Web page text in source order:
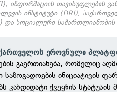
ინფორმაციის თავისუფლების
ინსტიტუტი (DRI),
და სოციალური სამართლიანობის
ეროვნული
გაერთიანება, რომელიც
ინიციატივის
კანდიდატი ქვეყნის სტატუსის